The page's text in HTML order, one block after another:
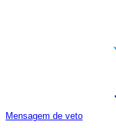
Mensagem de veto